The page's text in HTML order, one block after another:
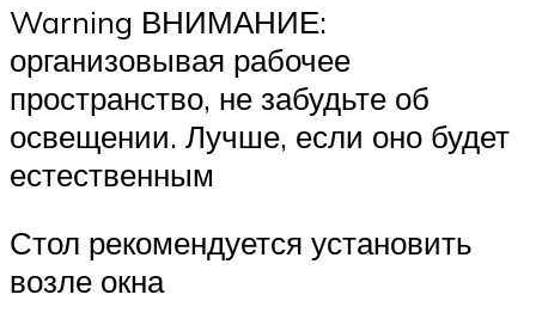
Warning ВНИМАНИЕ:
организовывая рабочее
пространство, не забудьте об
освещении. Лучше, если оно будет
естественным
Стол рекомендуется установить
возле окна